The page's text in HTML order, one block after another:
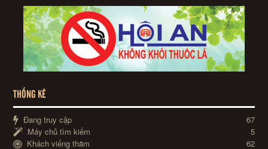
THỐNG KÊ
Đang truy cập
67
Máy chủ tìm kiếm
5
Khách viếng thăm
62